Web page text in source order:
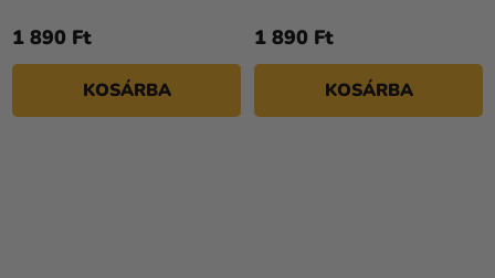
1 890 Ft
KOSÁRBA
1 890 Ft
KOSÁRBA